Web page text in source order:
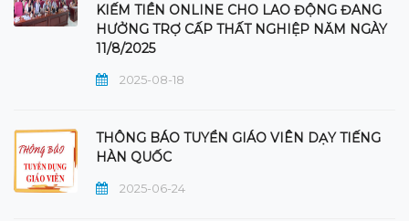
KIẾM TIỀN ONLINE CHO LAO ĐỘNG ĐANG
HƯỞNG TRỢ CẤP THẤT NGHIỆP NĂM NGÀY
11/8/2025
2025-08-18
THÔNG BÁO TUYỂN GIÁO VIÊN DẠY TIẾNG
HÀN QUỐC
2025-06-24